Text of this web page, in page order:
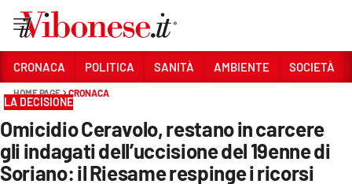
Sezioni
CRONACA
POLITICA
CRONACA POLITICA SANITÀ AMBIENTE SOCIETÀ
HOME PAGE CRONACA
LA DECISIONE
Omicidio Ceravolo, restano in carcere
gli indagati dell’uccisione del 19enne di
Soriano: il Riesame respinge i ricorsi